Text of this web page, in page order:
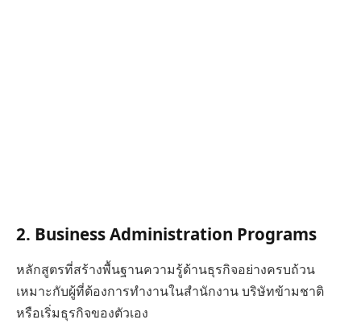
2. Business Administration Programs
หลักสูตรที่สร้างพื้นฐานความรู้ด้านธุรกิจอย่างครบถ้วน
เหมาะกับผู้ที่ต้องการทำงานในสำนักงาน บริษัทข้ามชาติ
หรือเริ่มธุรกิจของตัวเอง